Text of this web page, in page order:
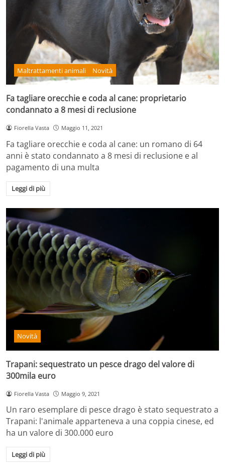
Maltrattamenti animali Novità
Fa tagliare orecchie e coda al cane: proprietario
condannato a 8 mesi di reclusione
Fiorella Vasta Maggio 11, 2021
Fa tagliare orecchie e coda al cane: un romano di 64
anni è stato condannato a 8 mesi di reclusione e al
pagamento di una multa
Leggi di più
Novità
Trapani: sequestrato un pesce drago del valore di
300mila euro
Fiorella Vasta Maggio 9, 2021
Un raro esemplare di pesce drago è stato sequestrato a
Trapani: l'animale apparteneva a una coppia cinese, ed
ha un valore di 300.000 euro
Leggi di più